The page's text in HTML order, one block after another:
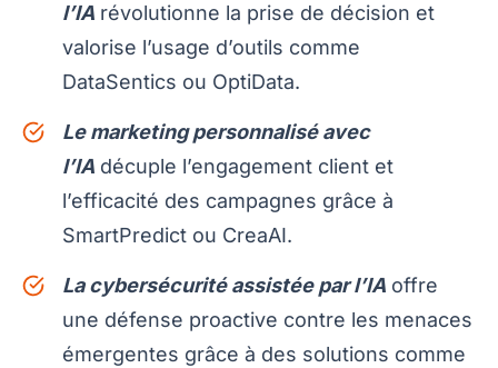
l’IA révolutionne la prise de décision et
valorise l’usage d’outils comme
DataSentics ou OptiData.
Le marketing personnalisé avec
l’IA décuple l’engagement client et
l’efficacité des campagnes grâce à
SmartPredict ou CreaAI.
La cybersécurité assistée par l’IA offre
une défense proactive contre les menaces
émergentes grâce à des solutions comme